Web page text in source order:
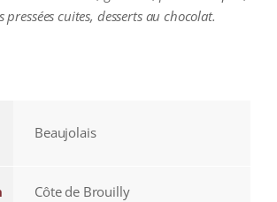
pressées cuites, desserts au chocolat.
Beaujolais
Côte de Brouilly